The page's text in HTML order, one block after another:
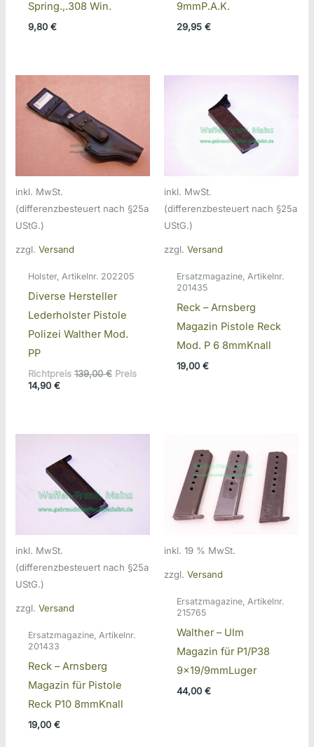
Spring.,.308 Win.
9,80 €
9mmP.A.K.
29,95 €
inkl. MwSt.
(differenzbesteuert nach §25a
UStG.)
zzgl.Versand
Holster, Artikelnr. 202205
Diverse Hersteller
Lederholster Pistole
Polizei Walther Mod.
PP
Richtpreis 139,00€ Ursprünglicher
Preis
14,90 €Aktueller
inkl. MwSt.
(differenzbesteuert nach §25a
UStG.)
zzgl. Versand
Ersatzmagazine, Artikelnr.
201435
Reck – Arnsberg
Magazin Pistole Reck
Mod. P 6 8mmKnall
19,00 €
inkl. MwSt.
(differenzbesteuert nach §25a
UStG.)
zzgl.Versand
Ersatzmagazine, Artikelnr.
201433
Reck – Arnsberg
Magazin für Pistole
Reck P10 8mmKnall
19,00 €
inkl. 19 % MwSt.
zzgl. Versand
Ersatzmagazine, Artikelnr.
215765
Walther – Ulm
Magazin für P1/P38
9×19/9mmLuger
44,00 €